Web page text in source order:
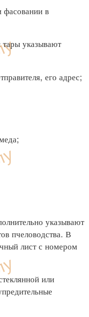
в
указывают
его адрес;
указывают
пчеловодства. В
лист с номером
или